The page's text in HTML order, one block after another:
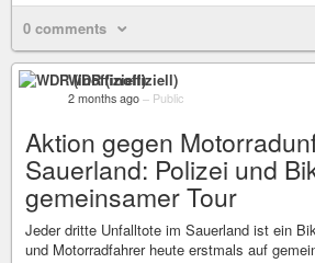
0 comments
WDR (inoffiziell)
2 months ago – Public
Aktion gegen
Sauerland: Polizei und
gemeinsamer Tour
Jeder dritte Unfalltote im Sauerland ist ein
und Motorradfahrer heute erstmals auf